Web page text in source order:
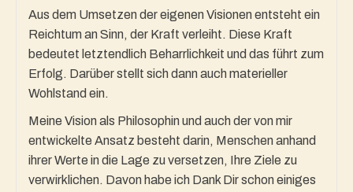
Aus dem Umsetzen der eigenen Visionen entsteht ein
Reichtum an Sinn, der Kraft verleiht. Diese Kraft
bedeutet letztendlich Beharrlichkeit und das führt zum
Erfolg. Darüber stellt sich dann auch materieller
Wohlstand ein.
Meine Vision als Philosophin und auch der von mir
entwickelte Ansatz besteht darin, Menschen anhand
ihrer Werte in die Lage zu versetzen, Ihre Ziele zu
verwirklichen. Davon habe ich Dank Dir schon einiges